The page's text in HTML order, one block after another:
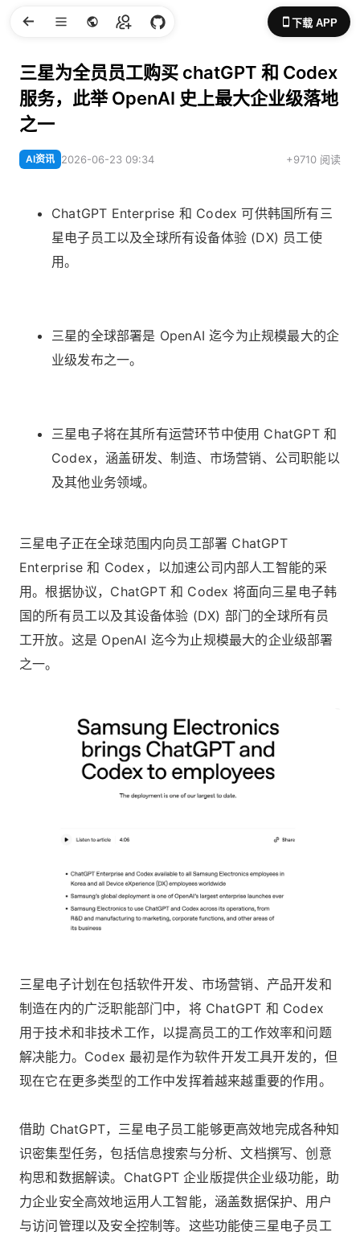
下载 APP
三星为全员员工购买 chatGPT 和 Codex
服务，此举 OpenAI 史上最大企业级落地
之一
AI资讯 2026-06-23 09:34 +9710 阅读
ChatGPT Enterprise 和 Codex 可供韩国所有三
星电子员工以及全球所有设备体验 (DX) 员工使
用。
三星的全球部署是 OpenAI 迄今为止规模最大的企
业级发布之一。
三星电子将在其所有运营环节中使用 ChatGPT 和
Codex，涵盖研发、制造、市场营销、公司职能以
及其他业务领域。
三星电子正在全球范围内向员工部署 ChatGPT
Enterprise 和 Codex，以加速公司内部人工智能的采
用。根据协议，ChatGPT 和 Codex 将面向三星电子韩
国的所有员工以及其设备体验 (DX) 部门的全球所有员
工开放。这是 OpenAI 迄今为止规模最大的企业级部署
之一。
三星电子计划在包括软件开发、市场营销、产品开发和
制造在内的广泛职能部门中，将 ChatGPT 和 Codex
用于技术和非技术工作，以提高员工的工作效率和问题
解决能力。Codex 最初是作为软件开发工具开发的，但
现在它在更多类型的工作中发挥着越来越重要的作用。
借助 ChatGPT，三星电子员工能够更高效地完成各种知
识密集型任务，包括信息搜索与分析、文档撰写、创意
构思和数据解读。ChatGPT 企业版提供企业级功能，助
力企业安全高效地运用人工智能，涵盖数据保护、用户
与访问管理以及安全控制等。这些功能使三星电子员工